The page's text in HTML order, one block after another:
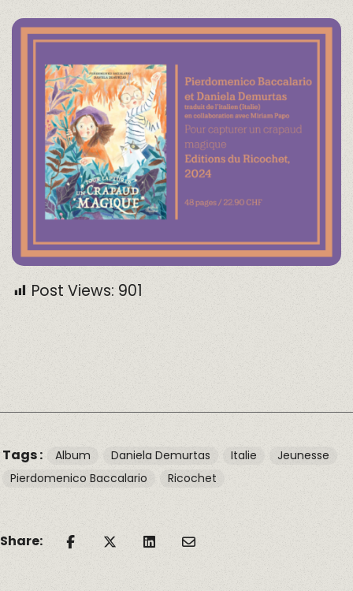
Post Views: 901
Tags : Album Daniela Demurtas Italie
Jeunesse
Pierdomenico Baccalario
Ricochet
Share: